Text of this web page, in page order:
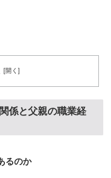
係と父親の職業経
るのか